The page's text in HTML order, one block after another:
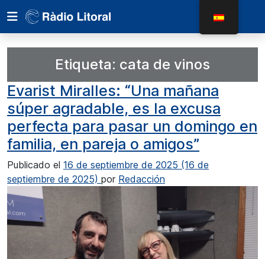
Etiqueta: cata de vinos
Evarist Miralles: “Una mañana
súper agradable, es la excusa
perfecta para pasar un domingo en
familia, en pareja o amigos”
Publicado el 16 de septiembre de 2025 (16 de
septiembre de 2025) por Redacción